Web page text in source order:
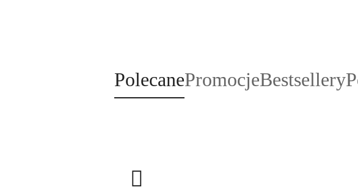
Pomiń karuzelę produktówProdukty
o
PolecaneProdukty
o
PromocjeProdukty
Bestsellery